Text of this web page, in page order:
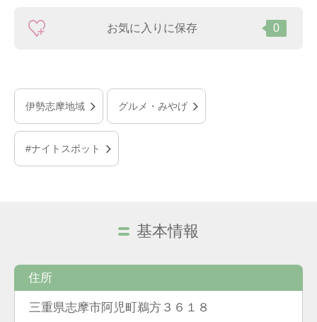
お気に入りに保存 0
伊勢志摩地域 グルメ・みやげ
#ナイトスポット
基本情報
住所
三重県志摩市阿児町鵜方３６１８